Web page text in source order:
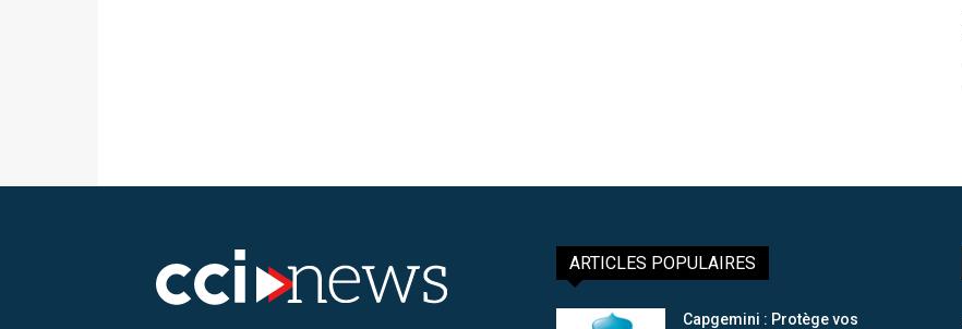
ARTICLES POPULAIRES
Capgemini : Protège vos